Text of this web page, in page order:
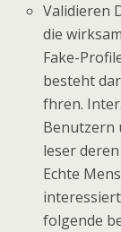
Validieren
die
Fake-
besteht
fhren.
Benutzern
leser
Echte
folgende